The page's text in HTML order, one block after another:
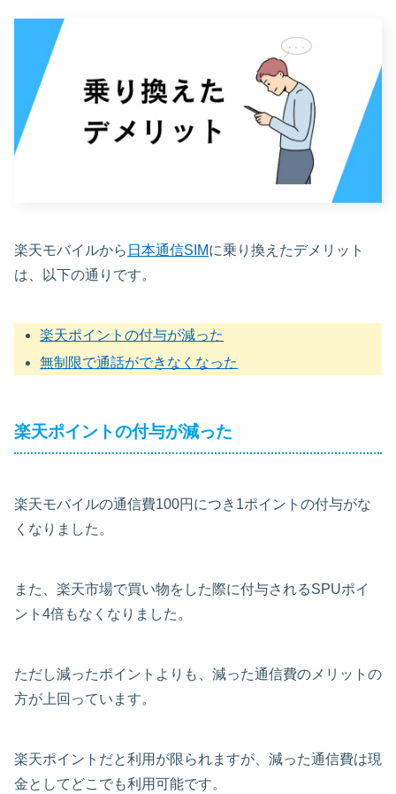
楽天モバイルから 日本通信SIMに乗り換えたデメリット
は、以下の通りです。
楽天ポイントの付与が減った
無制限で通話ができなくなった
楽天ポイントの付与が減った
楽天モバイルの通信費100円につき1ポイントの付与がな
くなりました。
また、楽天市場で買い物をした際に付与されるSPUポイ
ント4倍もなくなりました。
ただし減ったポイントよりも、減った通信費のメリットの
方が上回っています。
楽天ポイントだと利用が限られますが、減った通信費は現
金としてどこでも利用可能です。